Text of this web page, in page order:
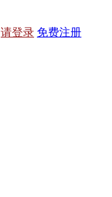
请登录 免费注册